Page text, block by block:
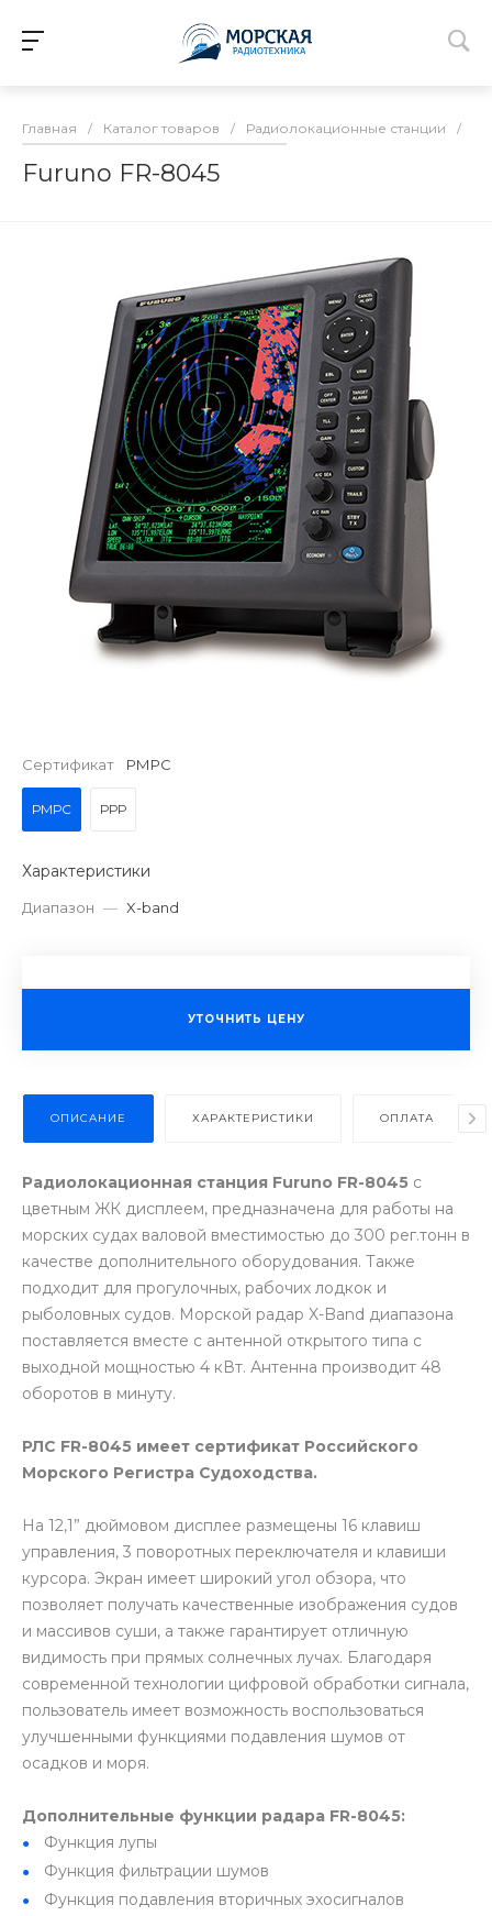
Главная / Каталог товаров / Радиолокационные станции /
Furuno FR-8045
Сертификат РМРС
РМРС РРР
Характеристики
Диапазон — X-band
УТОЧНИТЬ ЦЕНУ
ОПИСАНИЕ ХАРАКТЕРИСТИКИ ОПЛАТА
Радиолокационная станция Furuno FR-8045 с
цветным ЖК дисплеем, предназначена для работы на
морских судах валовой вместимостью до 300 рег.тонн в
качестве дополнительного оборудования. Также
подходит для прогулочных, рабочих лодкок и
рыболовных судов. Морской радар X-Band диапазона
поставляется вместе с антенной открытого типа с
выходной мощностью 4 кВт. Антенна производит 48
оборотов в минуту.
РЛС FR-8045 имеет сертификат Российского
Морского Регистра Судоходства.
На 12,1” дюймовом дисплее размещены 16 клавиш
управления, 3 поворотных переключателя и клавиши
курсора. Экран имеет широкий угол обзора, что
позволяет получать качественные изображения судов
и массивов суши, а также гарантирует отличную
видимость при прямых солнечных лучах. Благодаря
современной технологии цифровой обработки сигнала,
пользователь имеет возможность воспользоваться
улучшенными функциями подавления шумов от
осадков и моря.
Дополнительные функции радара FR-8045:
Функция лупы
Функция фильтрации шумов
Функция подавления вторичных эхосигналов